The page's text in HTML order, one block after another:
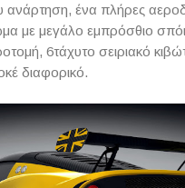
ανάρτηση, ένα πλήρες
με μεγάλο εμπρόσθιο
6τάχυτο σειριακό
διαφορικό.